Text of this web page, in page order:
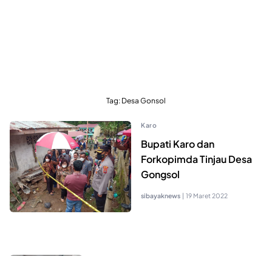
Tag: Desa Gonsol
Karo
Bupati Karo dan
Forkopimda Tinjau Desa
Gongsol
sibayaknews | 19 Maret 2022